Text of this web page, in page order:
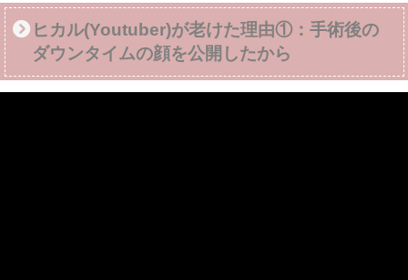
ヒカル(Youtuber)が老けた理由①：手術後の
ダウンタイムの顔を公開したから